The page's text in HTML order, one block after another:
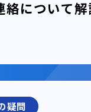
絡について解
疑問